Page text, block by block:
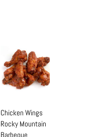
Chicken Wings
Rocky Mountain
Barbeque